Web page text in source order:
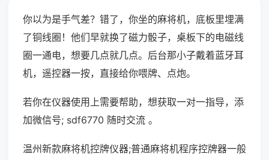
你以为是手气差？错了，你坐的麻将机，底板里埋满
了铜线圈！他们早就换了磁力骰子，桌板下的电磁线
圈一通电，想要几点就几点。后台那小子戴着蓝牙耳
机，遥控器一按，直接给你喂牌、点炮。
若你在仪器使用上需要帮助，想获取一对一指导，添
加微信号; sdf6770 随时交流 。
温州新款麻将机控牌仪器;普通麻将机程序控牌器一般